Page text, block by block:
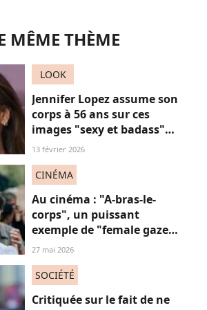
MÊME THÈME
LOOK
Jennifer Lopez assume son
corps à 56 ans sur ces
images "sexy et badass"
mais ça ne plaît pas à tout
13 février 2026
CINÉMA
Au cinéma : "A-bras-le-
corps", un puissant
exemple de "female gaze"
à voir à tout prix
27 mai 2026
SOCIÉTÉ
Critiquée sur le fait de ne